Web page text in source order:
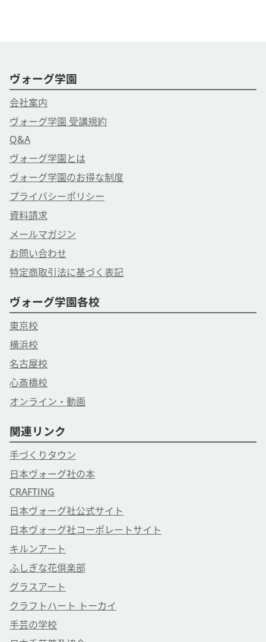
ヴォーグ学園
会社案内
ヴォーグ学園 受講規約
Q&A
ヴォーグ学園とは
ヴォーグ学園のお得な制度
プライバシーポリシー
資料請求
メールマガジン
お問い合わせ
特定商取引法に基づく表記
ヴォーグ学園各校
東京校
横浜校
名古屋校
心斎橋校
オンライン・動画
関連リンク
手づくりタウン
日本ヴォーグ社の本
CRAFTING
日本ヴォーグ社公式サイト
日本ヴォーグ社コーポレートサイト
キルンアート
ふしぎな花倶楽部
グラスアート
クラフトハート トーカイ
手芸の学校